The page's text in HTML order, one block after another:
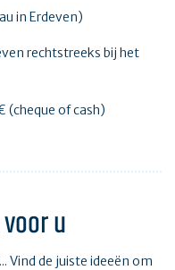
in Erdeven)
rechtstreeks bij het
(cheque of cash)
u
Vind de juiste ideeën om